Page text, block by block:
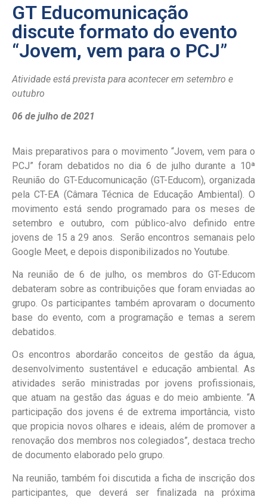
GT Educomunicação
discute formato do evento
“Jovem, vem para o PCJ”
Atividade está prevista para acontecer em setembro e
outubro
06 de julho de 2021
Mais preparativos para o movimento “Jovem, vem para o
PCJ” foram debatidos no dia 6 de julho durante a 10ª
Reunião do GT-Educomunicação (GT-Educom), organizada
pela CT-EA (Câmara Técnica de Educação Ambiental). O
movimento está sendo programado para os meses de
setembro e outubro, com público-alvo definido entre
jovens de 15 a 29 anos. Serão encontros semanais pelo
Google Meet, e depois disponibilizados no Youtube.
Na reunião de 6 de julho, os membros do GT-Educom
debateram sobre as contribuições que foram enviadas ao
grupo. Os participantes também aprovaram o documento
base do evento, com a programação e temas a serem
debatidos.
Os encontros abordarão conceitos de gestão da água,
desenvolvimento sustentável e educação ambiental. As
atividades serão ministradas por jovens profissionais,
que atuam na gestão das águas e do meio ambiente. “A
participação dos jovens é de extrema importância, visto
que propicia novos olhares e ideais, além de promover a
renovação dos membros nos colegiados”, destaca trecho
de documento elaborado pelo grupo.
Na reunião, também foi discutida a ficha de inscrição dos
participantes, que deverá ser finalizada na próxima